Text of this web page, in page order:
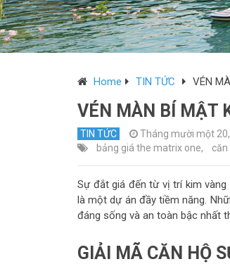
Home TIN TỨC VÉN
VÉN MÀN BÍ MẬT
TIN TỨC Tháng mười một
bảng giá the matrix one,
Sự đắt giá đến từ vị trí kim
là một dự án đầy tiềm năng.
đáng sống và an toàn bậc nhất
GIẢI MÃ CĂN HỘ